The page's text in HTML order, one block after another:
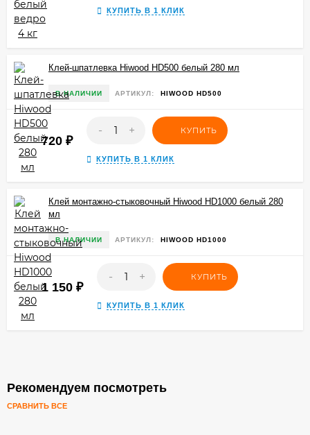
КУПИТЬ В 1 КЛИК
Клей-шпатлевка Hiwood HD500 белый 280 мл
В НАЛИЧИИ АРТИКУЛ: HIWOOD HD500
720 ₽
- + КУПИТЬ
КУПИТЬ В 1 КЛИК
Клей монтажно-стыковочный Hiwood HD1000 белый 280
мл
В НАЛИЧИИ АРТИКУЛ: HIWOOD HD1000
1 150 ₽
- + КУПИТЬ
КУПИТЬ В 1 КЛИК
Рекомендуем посмотреть
СРАВНИТЬ ВСЕ